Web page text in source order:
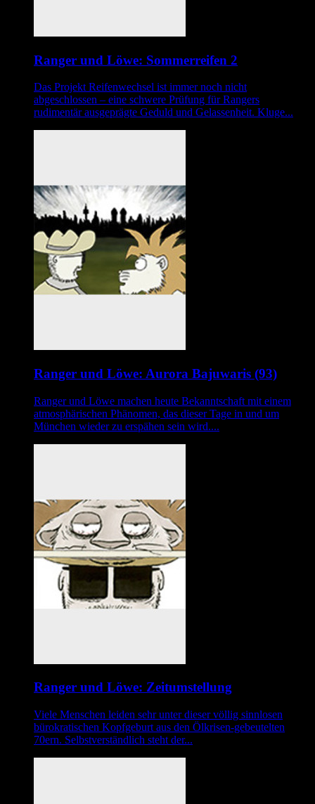
Ranger und Löwe: Sommerreifen 2
Das Projekt Reifenwechsel ist immer noch nicht
abgeschlossen – eine schwere Prüfung für Rangers
rudimentär ausgeprägte Geduld und Gelassenheit. Kluge...
Ranger und Löwe: Aurora Bajuwaris (93)
Ranger und Löwe machen heute Bekanntschaft mit einem
atmosphärischen Phänomen, das dieser Tage in und um
München wieder zu erspähen sein wird....
Ranger und Löwe: Zeitumstellung
Viele Menschen leiden sehr unter dieser völlig sinnlosen
bürokratischen Kopfgeburt aus den Ölkrisen-gebeutelten
70ern. Selbstverständlich steht der...